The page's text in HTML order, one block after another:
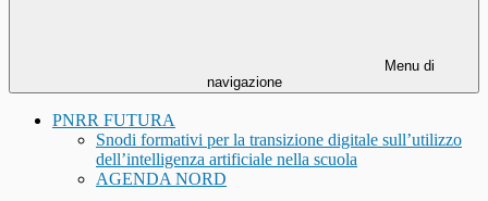
Menu di
navigazione
PNRR FUTURA
Snodi formativi per la transizione digitale sull’utilizzo
dell’intelligenza artificiale nella scuola
AGENDA NORD